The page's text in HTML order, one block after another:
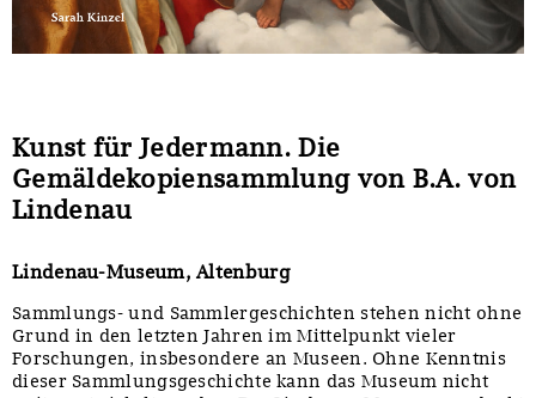
Kunst für Jedermann. Die
Gemäldekopiensammlung von B.A. von
Lindenau
Lindenau-Museum, Altenburg
Sammlungs- und Sammlergeschichten stehen nicht ohne
Grund in den letzten Jahren im Mittelpunkt vieler
Forschungen, insbesondere an Museen. Ohne Kenntnis
dieser Sammlungsgeschichte kann das Museum nicht